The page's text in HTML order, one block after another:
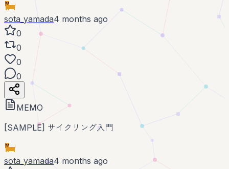
sota_yamada4 months ago
0
0
0
0
MEMO
[SAMPLE] サイクリング入門
sota_yamada4 months ago